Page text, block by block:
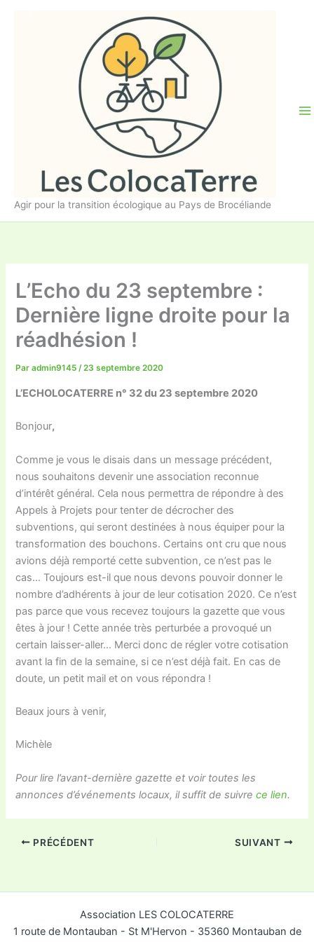
Agir pour la transition écologique au Pays de Brocéliande
L’Echo du 23 septembre :
Dernière ligne droite pour la
réadhésion !
Paradmin9145/23 septembre 2020
L’ECHOLOCATERRE n° 32 du 23 septembre 2020
Bonjour,
Comme je vous le disais dans un message précédent,
nous souhaitons devenir une association reconnue
d’intérêt général. Cela nous permettra de répondre à des
Appels à Projets pour tenter de décrocher des
subventions, qui seront destinées à nous équiper pour la
transformation des bouchons. Certains ont cru que nous
avions déjà remporté cette subvention, ce n’est pas le
cas… Toujours est-il que nous devons pouvoir donner le
nombre d’adhérents à jour de leur cotisation 2020. Ce n’est
pas parce que vous recevez toujours la gazette que vous
êtes à jour ! Cette année très perturbée a provoqué un
certain laisser-aller… Merci donc de régler votre cotisation
avant la fin de la semaine, si ce n’est déjà fait. En cas de
doute, un petit mail et on vous répondra !
Beaux jours à venir,
Michèle
Pour lire l’avant-dernière gazette et voir toutes les
annonces d’événements locaux, il suffit de suivrece lien.
PRÉCÉDENT SUIVANT
Association LES COLOCATERRE
1 route de Montauban - St M'Hervon - 35360 Montauban de